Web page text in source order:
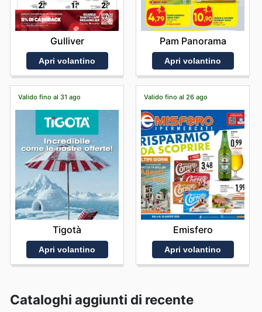
Gulliver
Apri volantino
Pam Panorama
Apri volantino
Valido fino al 31 ago
Tigotà
Apri volantino
Valido fino al 26 ago
Emisfero
Apri volantino
Cataloghi aggiunti di recente